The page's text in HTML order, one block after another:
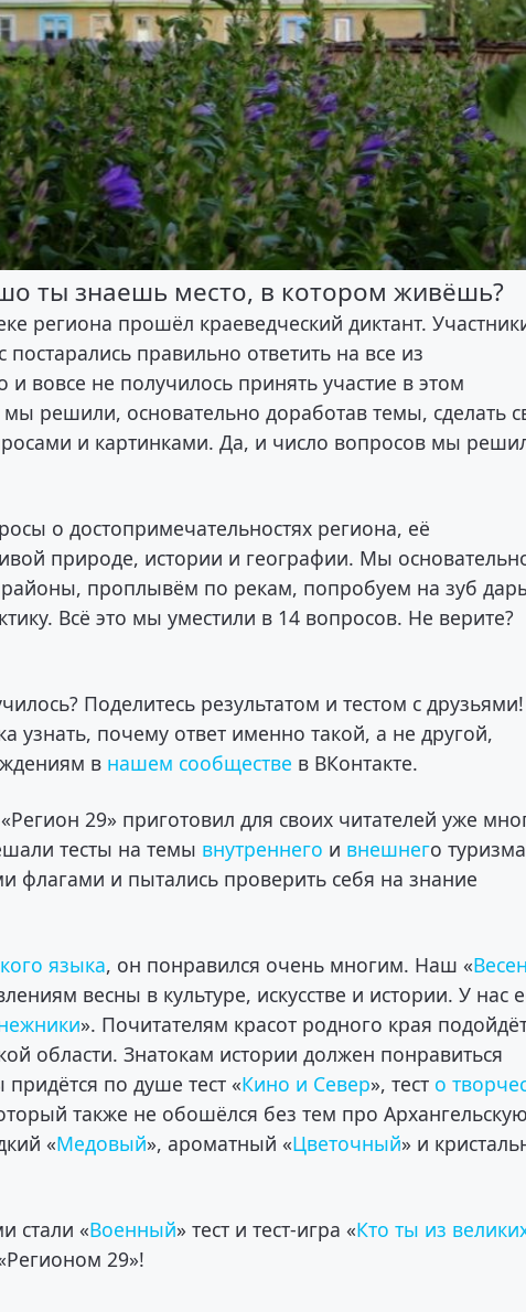
ты знаешь место, в котором живёшь?
региона прошёл краеведческий диктант.
правильно ответить на все из
вовсе не получилось принять участие в этом
решили, основательно доработав темы, сделать
и картинками. Да, и число вопросов мы
о достопримечательностях региона, её
природе, истории и географии. Мы
проплывём по рекам, попробуем на зуб
Всё это мы уместили в 14 вопросов. Не верите?
Поделитесь результатом и тестом с друзьями!
узнать, почему ответ именно такой, а не другой,
в нашем сообществе в ВКонтакте.
29» приготовил для своих читателей уже
тесты на темы внутреннего и внешнего
флагами и пытались проверить себя на знание
языка, он понравился очень многим. Наш «
весны в культуре, искусстве и истории. У нас
». Почитателям красот родного края
области. Знатокам истории должен понравиться
по душе тест «Кино и Север», тест о
также не обошёлся без тем про
«Медовый», ароматный «Цветочный» и
стали «Военный» тест и тест-игра «Кто ты из
29»!